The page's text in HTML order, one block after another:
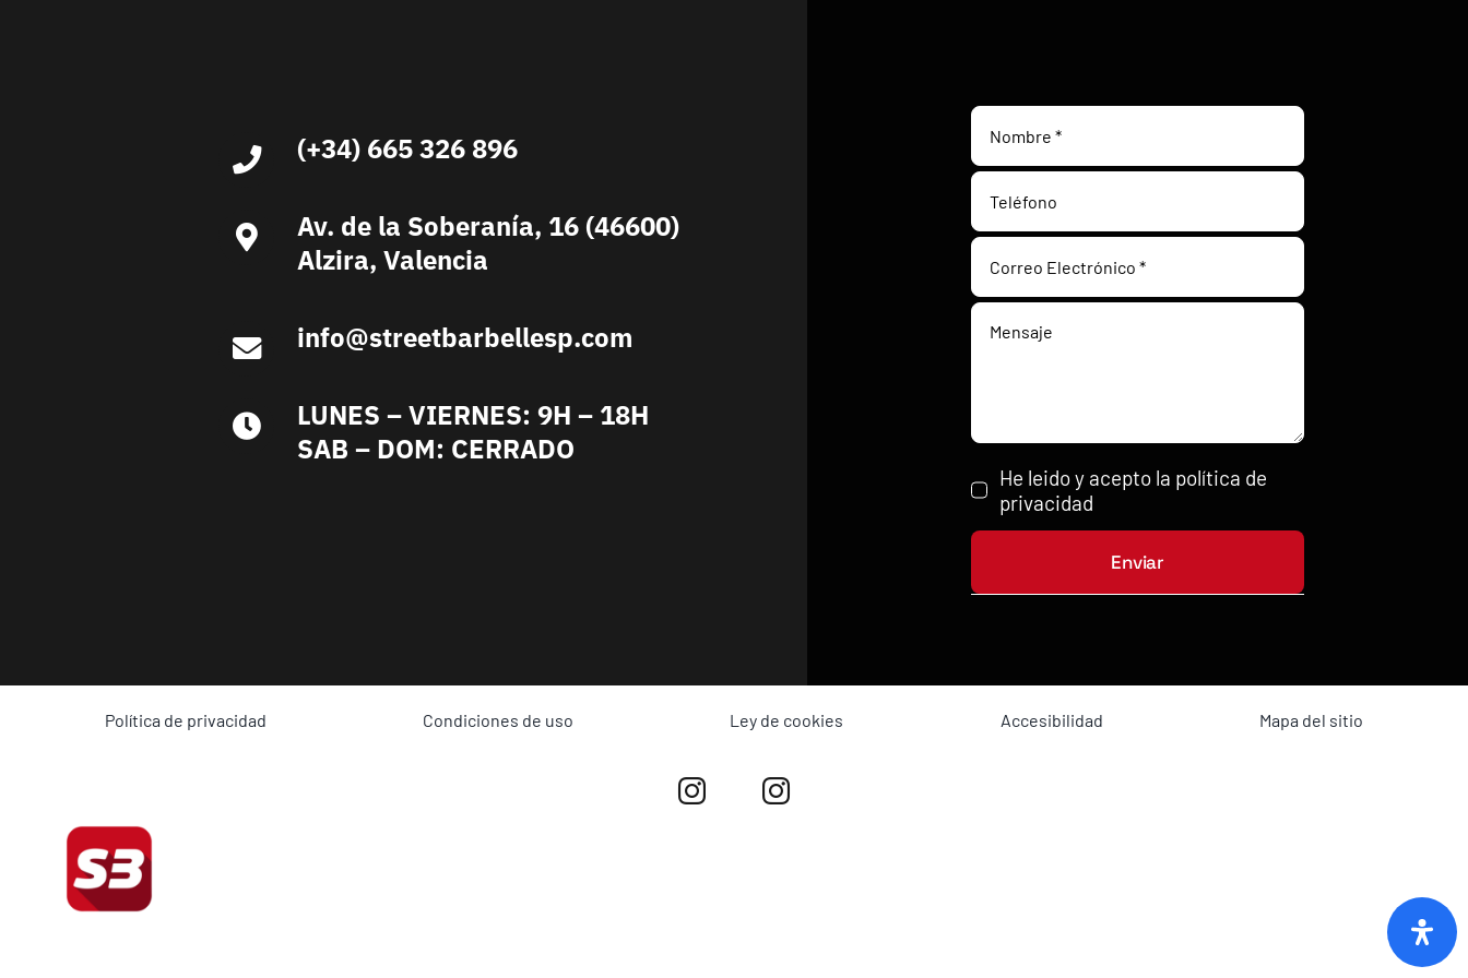
(+34) 665 326 896
Av. de la Soberanía, 16 (46600)
Alzira, Valencia
info@streetbarbellesp.com
LUNES – VIERNES: 9H – 18H
SAB – DOM: CERRADO
He leido y acepto la política de
privacidad
Enviar
Política de privacidad Condiciones de uso Ley de cookies Accesibilidad Mapa del sitio